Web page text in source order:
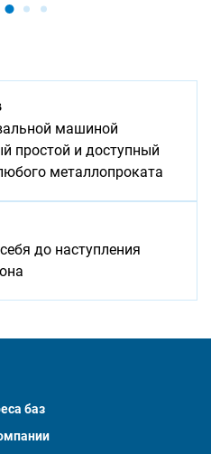
машиной
простой и доступный
металлопроката
до наступления
баз